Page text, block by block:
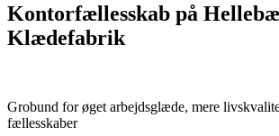
Kontorfællesskab på
Klædefabrik
Grobund for øget arbejdsglæde, mere
fællesskaber